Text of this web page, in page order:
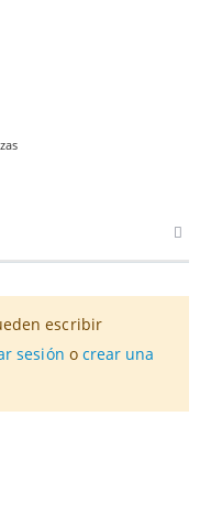
escribir
sesión o crear una